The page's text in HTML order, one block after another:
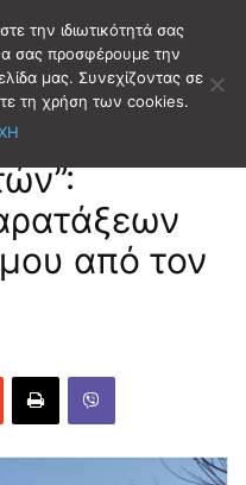
από τον
την ιδιωτικότητά σας
σας προσφέρουμε την
μας. Συνεχίζοντας σε
τη χρήση των cookies.